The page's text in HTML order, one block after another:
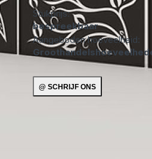
Stukprijs:
bespreekbaar
Aangeboden hoeveelheid: